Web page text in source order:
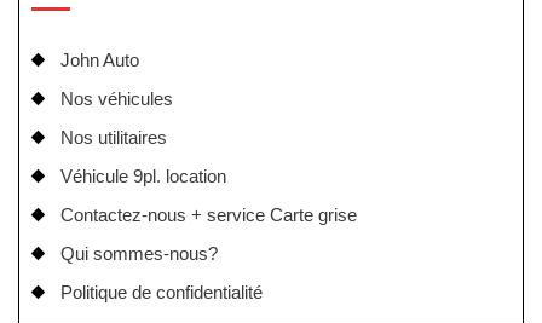
John Auto
Nos véhicules
Nos utilitaires
Véhicule 9pl. location
Contactez-nous + service Carte grise
Qui sommes-nous?
Politique de confidentialité